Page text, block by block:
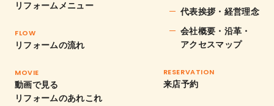
リフォームメニュー
FLOW
リフォームの流れ
MOVIE
動画で見る
リフォームのあれこれ
代表挨拶・経営理念
会社概要・沿革・
アクセスマップ
RESERVATION
来店予約